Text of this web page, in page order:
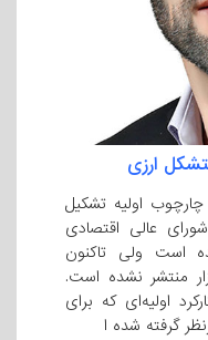
ارزی
اولیه تشکیل
عالی اقتصادی
است ولی تاکنون
منتشر نشده است.
اولیه‌ای که برای
گرفته شده ا